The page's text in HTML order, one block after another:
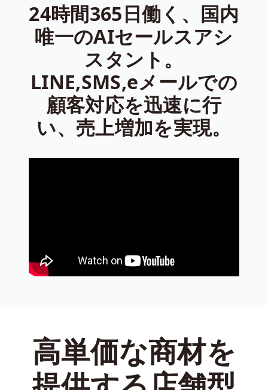
24時間365日働く、国内
唯一のAIセールスアシ
スタント。
LINE,SMS,eメールでの
顧客対応を迅速に行
い、売上増加を実現。
高単価な商材を